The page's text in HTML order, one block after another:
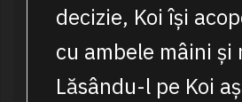
decizie, Koi își
cu ambele mâini și
Lăsându-l pe Koi